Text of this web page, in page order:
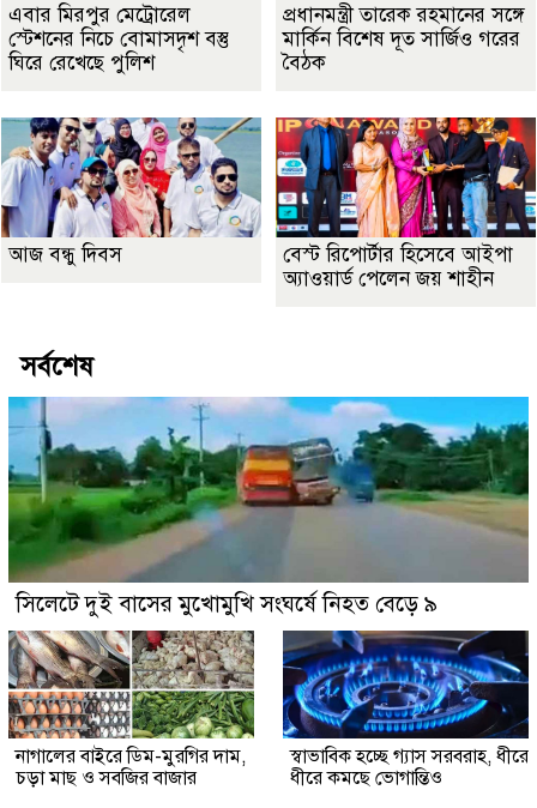
এবার মিরপুর মেট্রোরেল
স্টেশনের নিচে বোমাসদৃশ বস্তু
ঘিরে রেখেছে পুলিশ
প্রধানমন্ত্রী তারেক রহমানের সঙ্গে
মার্কিন বিশেষ দূত সার্জিও গরের
বৈঠক
আজ বন্ধু দিবস
বেস্ট রিপোর্টার হিসেবে আইপা
অ্যাওয়ার্ড পেলেন জয় শাহীন
সর্বশেষ
সিলেটে দুই বাসের মুখোমুখি সংঘর্ষে নিহত বেড়ে ৯
নাগালের বাইরে ডিম-মুরগির দাম,
চড়া মাছ ও সবজির বাজার
স্বাভাবিক হচ্ছে গ্যাস সরবরাহ, ধীরে
ধীরে কমছে ভোগান্তিও